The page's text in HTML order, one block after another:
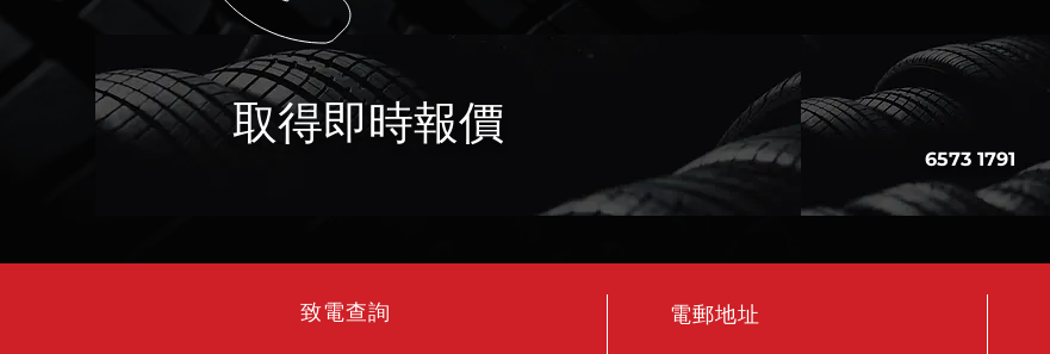
取得即時報價
6573 1791
致電查詢 電郵地址